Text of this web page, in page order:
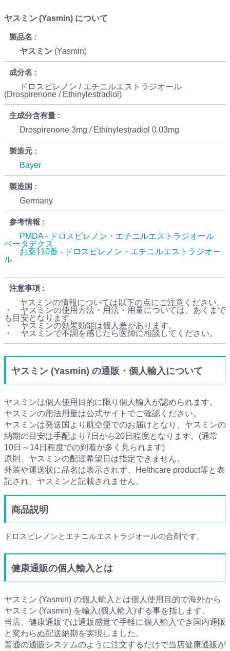
ヤスミン (Yasmin) について
製品名
ヤスミン (Yasmin)
成分名
ドロスピレノン / エチニルエストラジオール
(Drospirenone / Ethinylestradiol)
主成分含有量
Drospirenone 3mg / Ethinylestradiol 0.03mg
製造元
Bayer
製造国
Germany
参考情報
PMDA - ドロスピレノン・エチニルエストラジオール
ベータデクス
お薬110番 - ドロスピレノン・エチニルエストラジオー
ル
注意事項
ヤスミンの情報については以下の点にご注意ください。
・ ヤスミンの使用方法・用法・用量については、あくまで
も目安となります。
・ ヤスミンの効果効能は個人差があります。
・ ヤスミンで不調を感じたら医師に相談してください。
ヤスミン (Yasmin) の通販・個人輸入について
ヤスミンは個人使用目的に限り個人輸入が認められます。
ヤスミンの用法用量は公式サイトでご確認ください。
ヤスミンは発送国より航空便でのお届けとなり、ヤスミンの
納期の目安は手配より7日から20日程度となります。(通常
10日～14日程度での到着が多く見られます)
原則、ヤスミンの配達希望日は指定できません。
外装や運送状に品名は表示されず、Helthcare product等と表
記され、ヤスミンと記載されません。
商品説明
ドロスピレノンとエチニルエストラジオールの合剤です。
健康通販の個人輸入とは
ヤスミン (Yasmin) の個人輸入とは個人使用目的で海外から
ヤスミン (Yasmin) を輸入(個人輸入)する事を指します。
当店、健康通販では通販感覚で手軽に個人輸入でき国内通販
と変わらぬ配送納期を実現しました。
普通の通販システムのように注文するだけで当店健康通販が